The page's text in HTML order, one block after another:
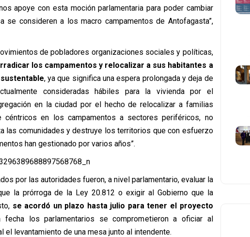
apoye con esta moción parlamentaria para poder cambiar
consideren a los macro campamentos de Antofagasta”,
de pobladores organizaciones sociales y políticas,
los campamentos y relocalizar a sus habitantes a
, ya que significa una espera prolongada y deja de
consideradas hábiles para la vivienda por el
en la ciudad por el hecho de relocalizar a familias
céntricos en los campamentos a sectores periféricos, no
las comunidades y destruye los territorios que con esfuerzo
han gestionado por varios años”.
por las autoridades fueron, a nivel parlamentario, evaluar la
la prórroga de la Ley 20.812 o exigir al Gobierno que la
se acordó un plazo hasta julio para tener el proyecto
los parlamentarios se comprometieron a oficiar al
el levantamiento de una mesa junto al intendente.